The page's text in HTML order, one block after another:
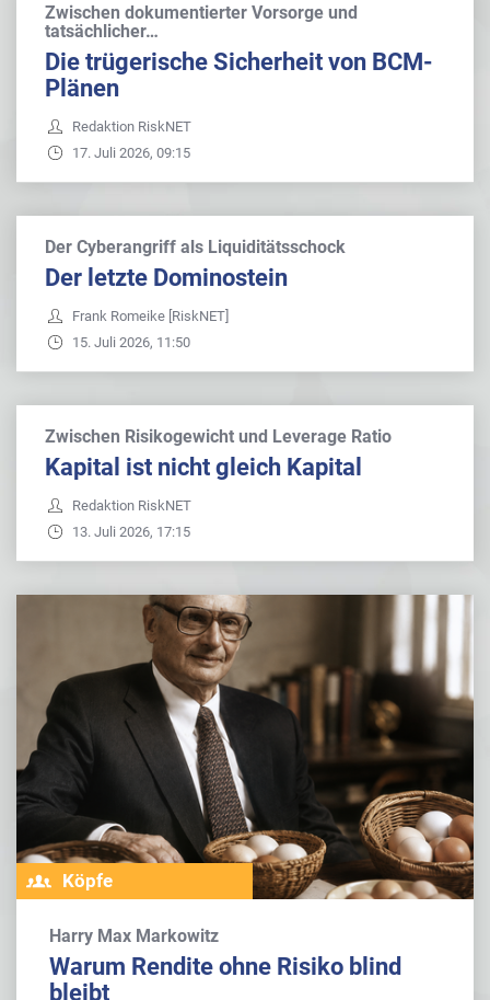
Zwischen dokumentierter Vorsorge und
tatsächlicher…
Die trügerische Sicherheit von BCM-
Plänen
Redaktion RiskNET
17. Juli 2026, 09:15
Der Cyberangriff als Liquiditätsschock
Der letzte Dominostein
Frank Romeike [RiskNET]
15. Juli 2026, 11:50
Zwischen Risikogewicht und Leverage Ratio
Kapital ist nicht gleich Kapital
Redaktion RiskNET
13. Juli 2026, 17:15
Köpfe
Harry Max Markowitz
Warum Rendite ohne Risiko blind
bleibt